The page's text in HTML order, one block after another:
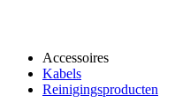
Accessoires
Kabels
Reinigingsproducten